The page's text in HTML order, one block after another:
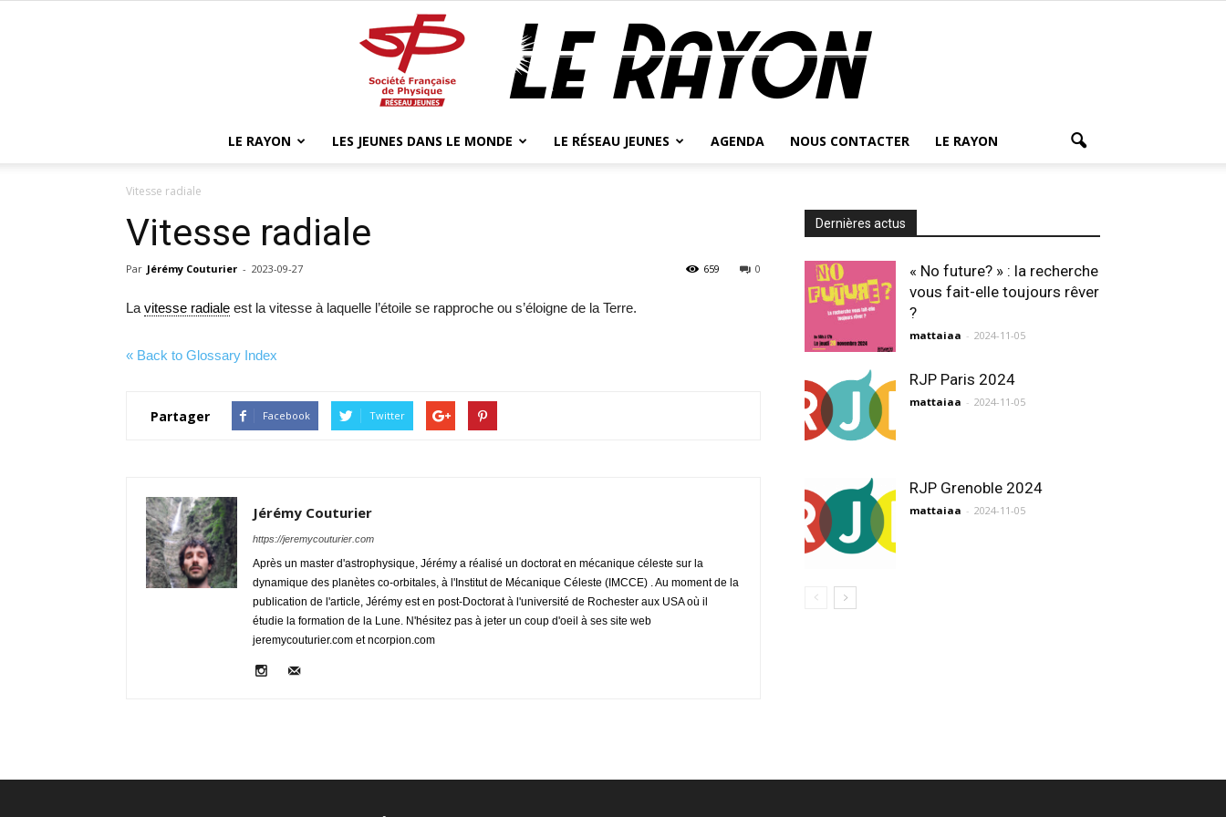
LE RAYON LES JEUNES DANS LE MONDE LE RÉSEAU JEUNES AGENDA NOUS CONTACTER LE RAYON
Vitesse radiale
Vitesse radiale
Par Jérémy Couturier - 2023-09-27 0
659
La vitesse radiale est la vitesse à laquelle l’étoile se rapproche ou s’éloigne de la Terre.
« Back to Glossary Index
Partager Facebook Twitter
Jérémy Couturier
https://jeremycouturier.com
Après un master d'astrophysique, Jérémy a réalisé un doctorat en mécanique céleste sur la
dynamique des planètes co-orbitales, à l'Institut de Mécanique Céleste (IMCCE) . Au moment de la
publication de l'article, Jérémy est en post-Doctorat à l'université de Rochester aux USA où il
étudie la formation de la Lune. N'hésitez pas à jeter un coup d'oeil à ses site web
jeremycouturier.com et ncorpion.com
Dernières actus
« No future? » : la recherche
vous fait-elle toujours rêver
?
mattaiaa - 2024-11-05
RJP Paris 2024
mattaiaa - 2024-11-05
RJP Grenoble 2024
mattaiaa - 2024-11-05